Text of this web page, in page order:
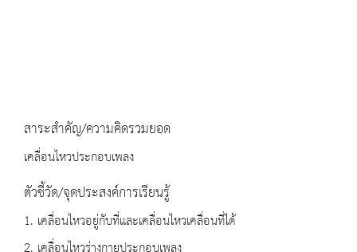
สาระสำคัญ/ความคิดรวมยอด
เคลื่อนไหวประกอบเพลง
ตัวชี้วัด/จุดประสงค์การเรียนรู้
1. เคลื่อนไหวอยู่กับที่และเคลื่อนไหวเคลื่อนที่ได้